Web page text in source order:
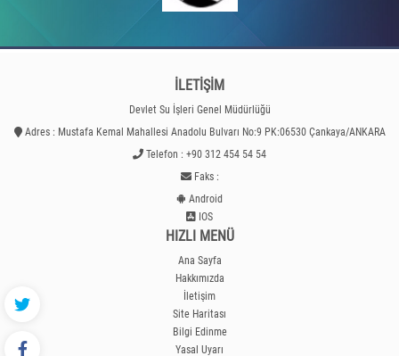
İLETİŞİM
Devlet Su İşleri Genel Müdürlüğü
Adres : Mustafa Kemal Mahallesi Anadolu Bulvarı No:9 PK:06530 Çankaya/ANKARA
Telefon : +90 312 454 54 54
Faks :
Android
IOS
HIZLI MENÜ
Ana Sayfa
Hakkımızda
İletişim
Site Haritası
Bilgi Edinme
Yasal Uyarı